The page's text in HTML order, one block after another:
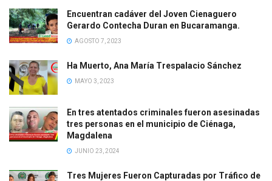
Encuentran cadáver del Joven Cienaguero
Gerardo Contecha Duran en Bucaramanga.
AGOSTO 7, 2023
Ha Muerto, Ana María Trespalacio Sánchez
MAYO 3, 2023
En tres atentados criminales fueron asesinadas
tres personas en el municipio de Ciénaga,
Magdalena
JUNIO 23, 2024
Tres Mujeres Fueron Capturadas por Tráfico de